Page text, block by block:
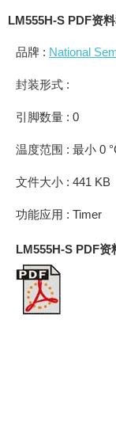
LM555H-S PDF资
品牌 : National
封装形式 :
引脚数量 : 0
温度范围 : 最小 0
文件大小 : 441 KB
功能应用 : Timer
LM555H-S PDF资